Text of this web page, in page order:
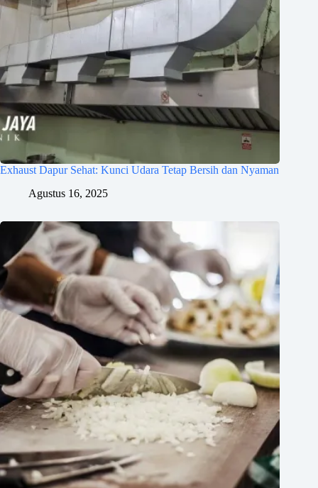
Exhaust Dapur Sehat: Kunci Udara Tetap Bersih dan Nyaman
Agustus 16, 2025